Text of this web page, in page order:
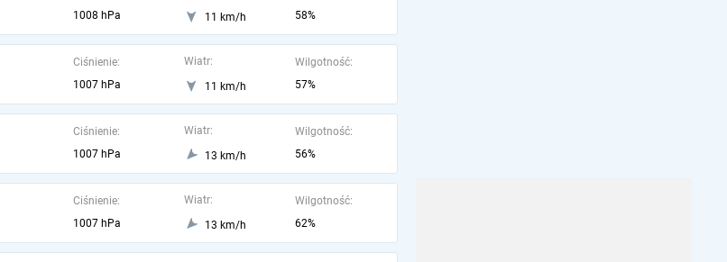
1008 hPa
11 km/h
58%
Ciśnienie:
1007 hPa
Wiatr:
11 km/h
Wilgotność:
57%
Ciśnienie:
1007 hPa
Wiatr:
13 km/h
Wilgotność:
56%
Ciśnienie:
1007 hPa
Wiatr:
13 km/h
Wilgotność:
62%